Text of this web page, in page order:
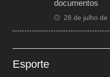
documentos
28 de julho de
Esporte